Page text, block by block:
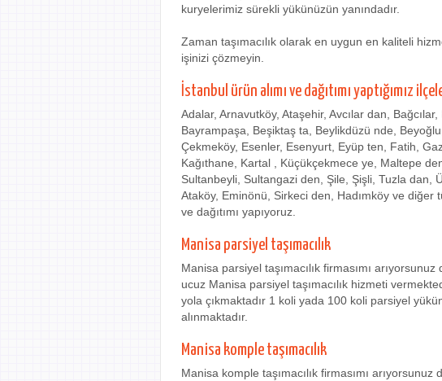
kuryelerimiz sürekli yükünüzün yanındadır.
Zaman taşımacılık olarak en uygun en kaliteli
işinizi çözmeyin.
İstanbul ürün alımı ve dağıtımı yaptığımız
Adalar, Arnavutköy, Ataşehir, Avcılar dan,
Bayrampaşa, Beşiktaş ta, Beylikdüzü nde,
Çekmeköy, Esenler, Esenyurt, Eyüp ten, Fatih,
Kağıthane, Kartal , Küçükçekmece ye, Maltepe
Sultanbeyli, Sultangazi den, Şile, Şişli, Tuzla dan,
Ataköy, Eminönü, Sirkeci den, Hadımköy ve diğer
ve dağıtımı yapıyoruz.
Manisa parsiyel taşımacılık
Manisa parsiyel taşımacılık firmasımı
ucuz Manisa parsiyel taşımacılık hizmeti
yola çıkmaktadır 1 koli yada 100 koli parsiyel
alınmaktadır.
Manisa komple taşımacılık
Manisa komple taşımacılık firmasımı